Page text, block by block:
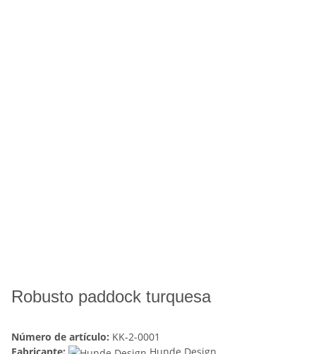
Robusto paddock turquesa
Número de artículo: KK-2-0001